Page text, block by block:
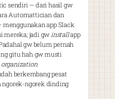
sendiri — dari hasil gw
Automattician dan
menggunakan app Slack
jadi gwinstallapp
gw belum pernah
gitu hah gw musti
organization
berkembang pesat
ngorek dinding